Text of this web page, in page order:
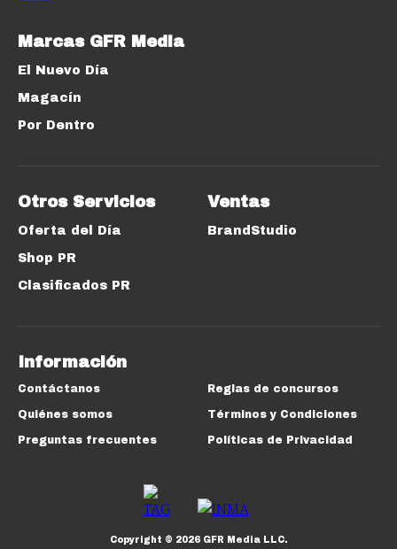
Marcas GFR Media
El Nuevo Día
Magacín
Por Dentro
Otros Servicios
Oferta del Día
Shop PR
Clasificados PR
Ventas
BrandStudio
Información
Contáctanos
Quiénes somos
Preguntas frecuentes
Reglas de concursos
Términos y Condiciones
Políticas de Privacidad
Copyright © 2026GFR Media LLC.